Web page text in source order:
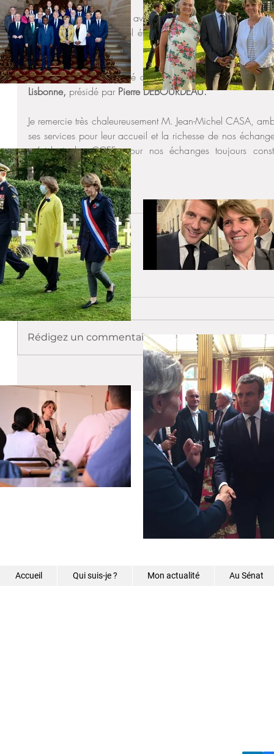
Mardi 10 octobre, nous avons assisté au Portugal Digital
pays à l'honneur. Un bel évènement pour mettre en
entreprises françaises.
Enfin nous avons déjeuné avec le bureau des conseillers
Lisbonne, présidé par Pierre DEBOURDEAU.
Je remercie très chaleureusement M. Jean-Michel CASA,
ses services pour leur accueil et la richesse de nos
président des CCEF, pour nos échanges toujours
français.
Circonscription
Portugal
Commentaires
Rédigez un commentaire...
Accueil Qui suis-je ? Mon actualité Au Sénat